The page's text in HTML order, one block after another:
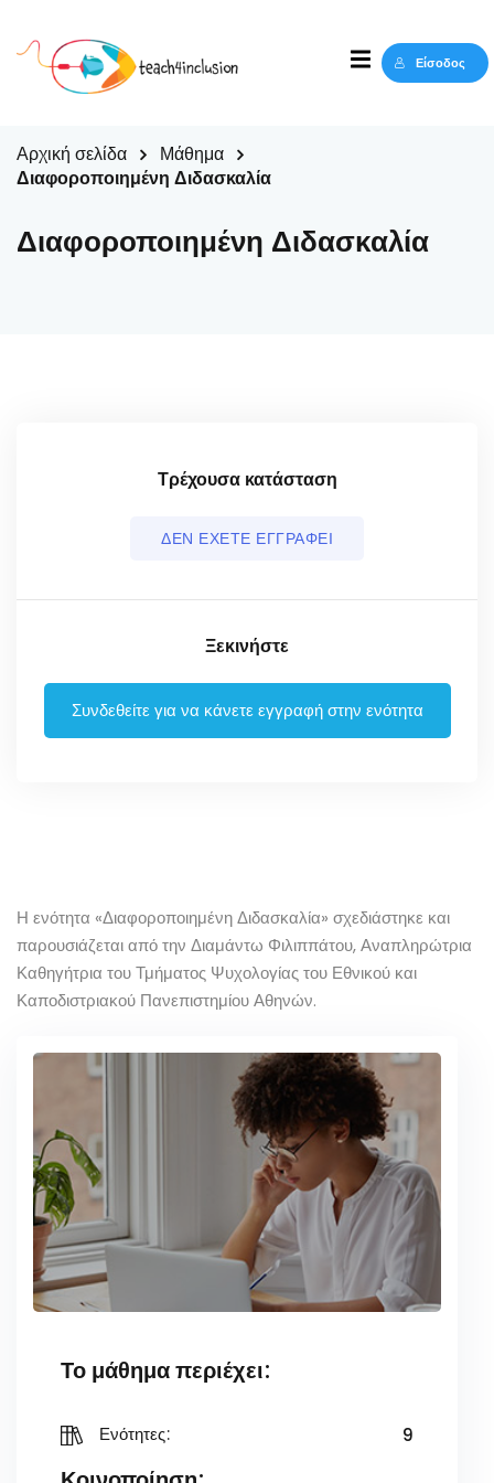
Είσοδος
Αρχική σελίδα
Μάθημα
Διαφοροποιημένη Διδασκαλία
Διαφοροποιημένη Διδασκαλία
Τρέχουσα κατάσταση
ΔΕΝ ΕΧΕΤΕ ΕΓΓΡΑΦΕΙ
Ξεκινήστε
Συνδεθείτε για να κάνετε εγγραφή στην ενότητα
Η ενότητα «Διαφοροποιημένη Διδασκαλία» σχεδιάστηκε και
παρουσιάζεται από την Διαμάντω Φιλιππάτου, Αναπληρώτρια
Καθηγήτρια του Τμήματος Ψυχολογίας του Εθνικού και
Καποδιστριακού Πανεπιστημίου Αθηνών.
Το μάθημα περιέχει:
Ενότητες: 9
Δεν έχετε λογαριασμό;